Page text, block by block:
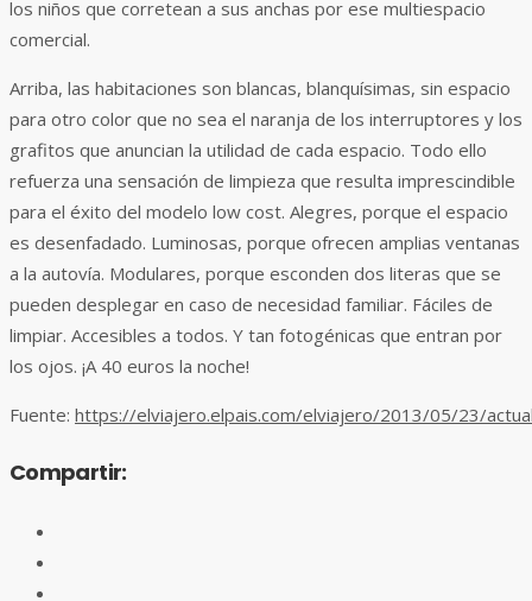
los niños que corretean a sus anchas por ese multiespacio
comercial.
Arriba, las habitaciones son blancas, blanquísimas, sin espacio
para otro color que no sea el naranja de los interruptores y los
grafitos que anuncian la utilidad de cada espacio. Todo ello
refuerza una sensación de limpieza que resulta imprescindible
para el éxito del modelo low cost. Alegres, porque el espacio
es desenfadado. Luminosas, porque ofrecen amplias ventanas
a la autovía. Modulares, porque esconden dos literas que se
pueden desplegar en caso de necesidad familiar. Fáciles de
limpiar. Accesibles a todos. Y tan fotogénicas que entran por
los ojos. ¡A 40 euros la noche!
Fuente: https://elviajero.elpais.com/elviajero/2013/05/23/
Compartir: